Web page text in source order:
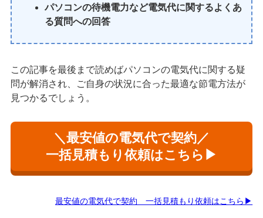
パソコンの待機電力など電気代に関するよくあ
る質問への回答
この記事を最後まで読めばパソコンの電気代に関する疑
問が解消され、ご自身の状況に合った最適な節電方法が
見つかるでしょう。
＼最安値の電気代で契約／
一括見積もり依頼はこちら▶
最安値の電気代で契約 一括見積もり依頼はこちら▶